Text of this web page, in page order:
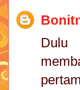
Dulu